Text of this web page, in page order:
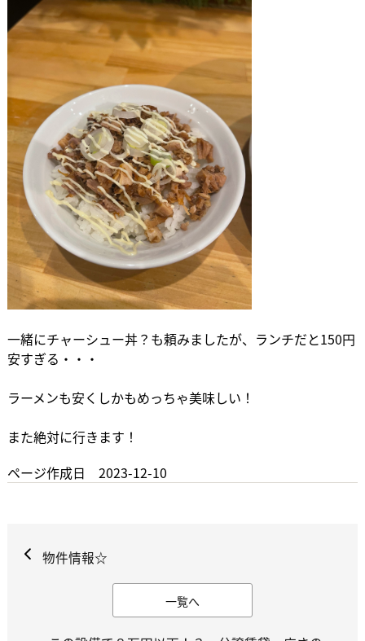
一緒にチャーシュー丼？も頼みましたが、ランチだと150円
安すぎる・・・
ラーメンも安くしかもめっちゃ美味しい！
また絶対に行きます！
ページ作成日 2023-12-10
物件情報☆
一覧へ